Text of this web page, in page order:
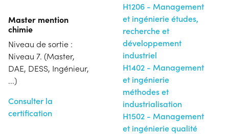
Master mention
chimie
Niveau de sortie :
Niveau 7. (Master,
DAE, DESS, Ingénieur,
...)
Consulter la
certification
H1206 - Management
et ingénierie études,
recherche et
développement
industriel
H1402 - Management
et ingénierie
méthodes et
industrialisation
H1502 - Management
et ingénierie qualité